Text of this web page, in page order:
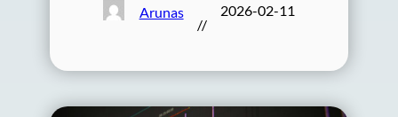
Arunas
//
2026-02-11